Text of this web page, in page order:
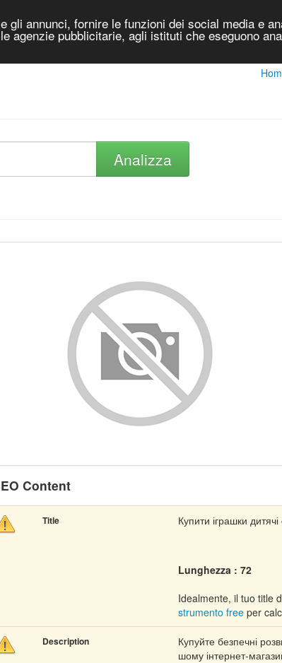
gli annunci, fornire le funzioni dei social media e
agenzie pubblicitarie, agli istituti che eseguono
Analizza
Content
Title Купити іграшки
Lunghezza : 72
Idealmente, il tuo title
strumento free per
Description
Купуйте безпечні
шому інтернет-